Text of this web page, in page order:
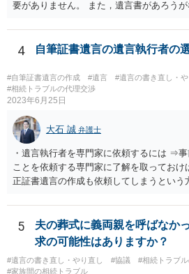
要がありません。 また，遺言書があろう
ご回答にもありますが， 代理人弁護士を
方に対して， ・相続に関する主張は法的
と ・今後一切の連絡をしてこないでほし
ようであれば警察への通報や法的措置も辞
書面を発送してもらうことがよろしいよう
4 自筆証書遺言の遺言執行者の
#自筆証書遺言の作成 #遺言 #遺言の書き直し・や
#相続トラブルの代理交渉
2023年6月25日
大石 誠 弁護士
・遺言執行者を専門家に依頼するには ⇒
ことを依頼する専門家に了解を取ってお
正証書遺言の作成も依頼してしまうとい
ません。 遺言執行者に就任し、遺言執行
弁護士費用としてかかります。 ・亡くな
筆証書遺言の存在を親族がなかったもの
書を法務局に保管した場合、死亡後、法務
ることになりますので、「法務局に預けた
5
夫の葬式に義両親を呼ばなか
求の可能性はありますか？
#遺言の書き直し・やり直し #協議
#相続トラブ
#家族間の相続トラブル